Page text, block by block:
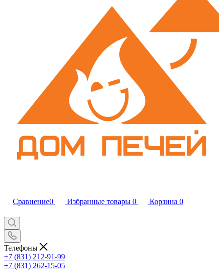
Сравнение0 Избранные товары 0 Корзина 0
Телефоны
+7 (831) 212-91-99
+7 (831) 262-15-05